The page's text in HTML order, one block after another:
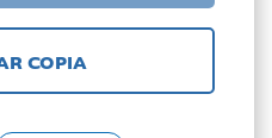
COPIA